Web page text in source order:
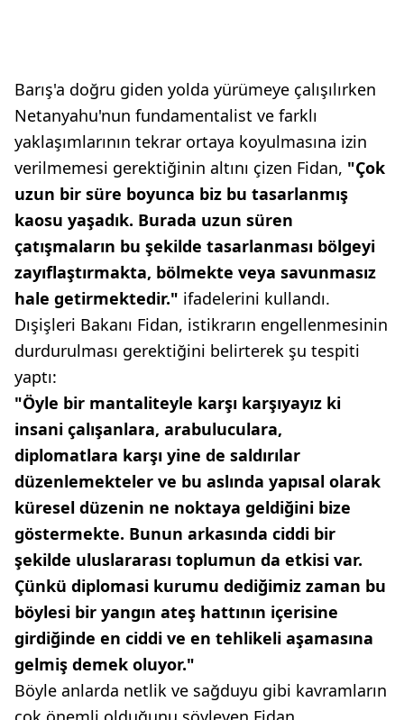
Barış'a doğru giden yolda yürümeye çalışılırken
Netanyahu'nun fundamentalist ve farklı
yaklaşımlarının tekrar ortaya koyulmasına izin
verilmemesi gerektiğinin altını çizen Fidan, "Çok
uzun bir süre boyunca biz bu tasarlanmış
kaosu yaşadık. Burada uzun süren
çatışmaların bu şekilde tasarlanması bölgeyi
zayıflaştırmakta, bölmekte veya savunmasız
hale getirmektedir." ifadelerini kullandı.
Dışişleri Bakanı Fidan, istikrarın engellenmesinin
durdurulması gerektiğini belirterek şu tespiti
yaptı:
"Öyle bir mantaliteyle karşı karşıyayız ki
insani çalışanlara, arabuluculara,
diplomatlara karşı yine de saldırılar
düzenlemekteler ve bu aslında yapısal olarak
küresel düzenin ne noktaya geldiğini bize
göstermekte. Bunun arkasında ciddi bir
şekilde uluslararası toplumun da etkisi var.
Çünkü diplomasi kurumu dediğimiz zaman bu
böylesi bir yangın ateş hattının içerisine
girdiğinde en ciddi ve en tehlikeli aşamasına
gelmiş demek oluyor."
Böyle anlarda netlik ve sağduyu gibi kavramların